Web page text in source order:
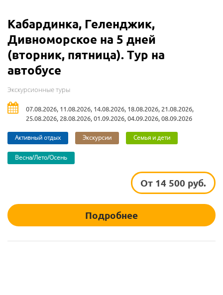
Кабардинка, Геленджик,
Дивноморское на 5 дней
(вторник, пятница). Тур на
автобусе
Экскурсионные туры
07.08.2026, 11.08.2026, 14.08.2026, 18.08.2026, 21.08.2026,
25.08.2026, 28.08.2026, 01.09.2026, 04.09.2026, 08.09.2026
Активный отдых Экскурсии Семья и дети
Весна/Лето/Осень
От 14 500 руб.
Подробнее